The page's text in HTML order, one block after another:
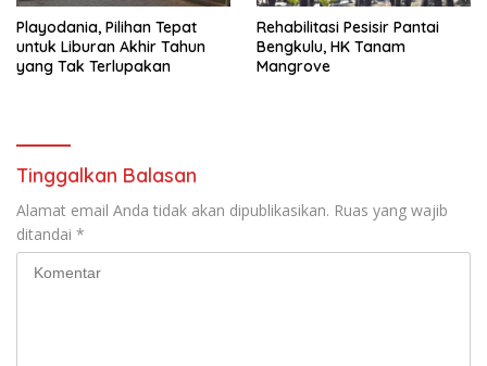
Playodania, Pilihan Tepat
untuk Liburan Akhir Tahun
yang Tak Terlupakan
Rehabilitasi Pesisir Pantai
Bengkulu, HK Tanam
Mangrove
Tinggalkan Balasan
Alamat email Anda tidak akan dipublikasikan. Ruas yang wajib
ditandai *